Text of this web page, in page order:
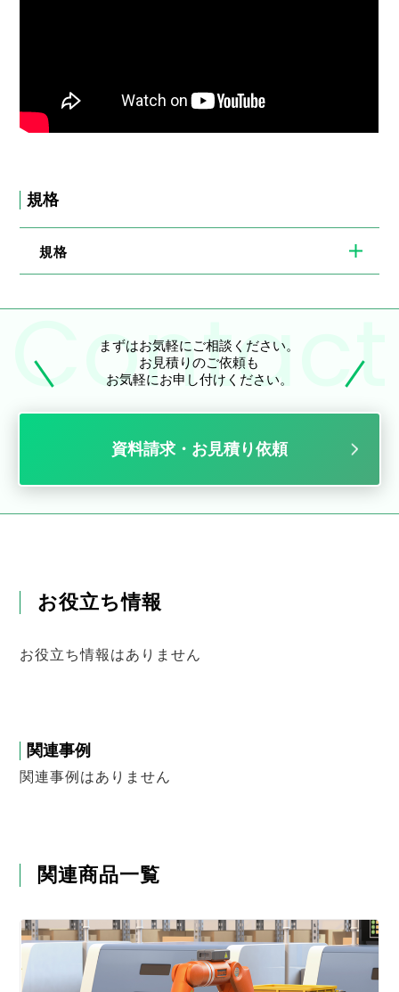
規格
規格
まずはお気軽にご相談ください。
お見積りのご依頼も
お気軽にお申し付けください。
資料請求・お見積り依頼
お役立ち情報
お役立ち情報はありません
関連事例
関連事例はありません
関連商品一覧